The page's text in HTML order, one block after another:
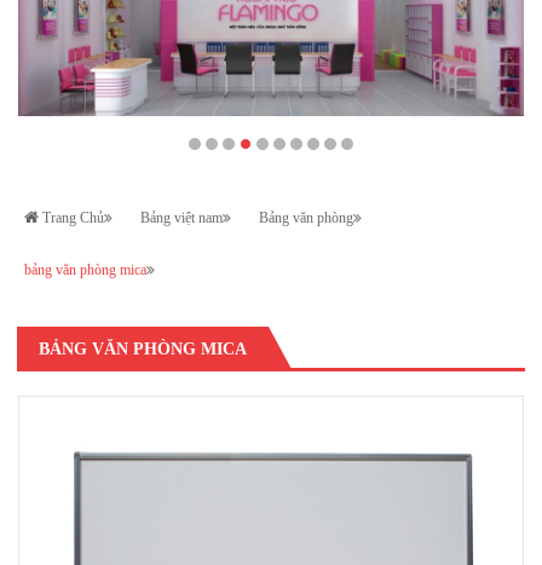
Trang Chủ Bảng việt nam Bảng văn phòng
bảng văn phòng mica
BẢNG VĂN PHÒNG MICA